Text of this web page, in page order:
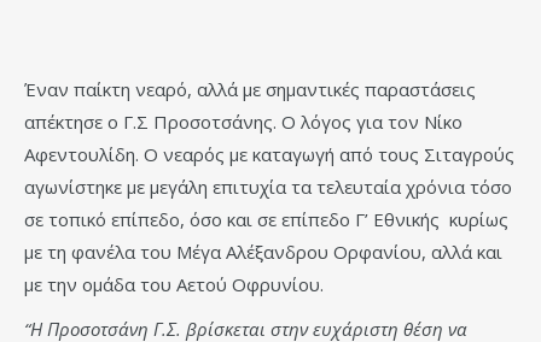
Έναν παίκτη νεαρό, αλλά με σημαντικές παραστάσεις
απέκτησε ο Γ.Σ Προσοτσάνης. Ο λόγος για τον Νίκο
Αφεντουλίδη. Ο νεαρός με καταγωγή από τους Σιταγρούς
αγωνίστηκε με μεγάλη επιτυχία τα τελευταία χρόνια τόσο
σε τοπικό επίπεδο, όσο και σε επίπεδο Γ’ Εθνικής κυρίως
με τη φανέλα του Μέγα Αλέξανδρου Ορφανίου, αλλά και
με την ομάδα του Αετού Οφρυνίου.
“Η Προσοτσάνη Γ.Σ. βρίσκεται στην ευχάριστη θέση να